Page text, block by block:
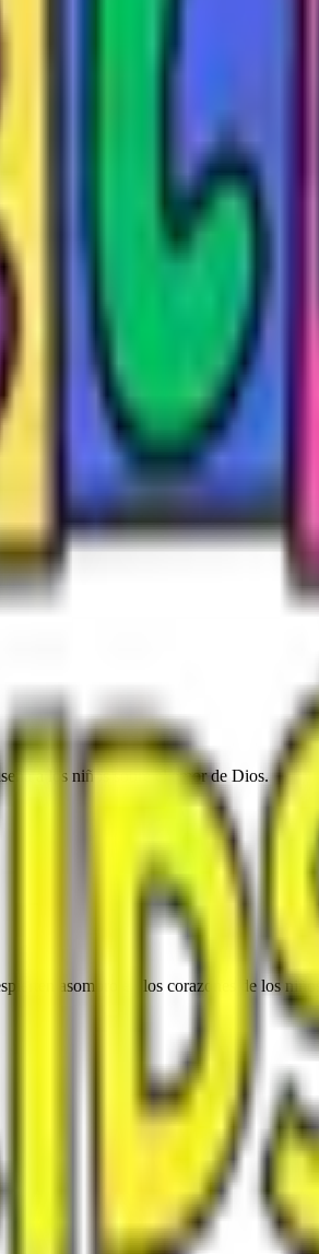
a los niños sobre el amor de Dios.
asombro en los corazones de los niños.